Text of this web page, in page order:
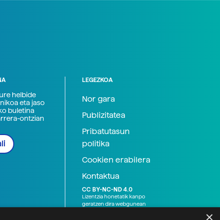
helbide
eta jaso
buletina
ontzian
LEGEZKOA
Nor gara
Publizitatea
Pribatutasun
politika
Cookien erabilera
Kontaktua
CC BY-NC-ND 4.0
Lizentzia honetatik kanpo
geratzen dira webgunean